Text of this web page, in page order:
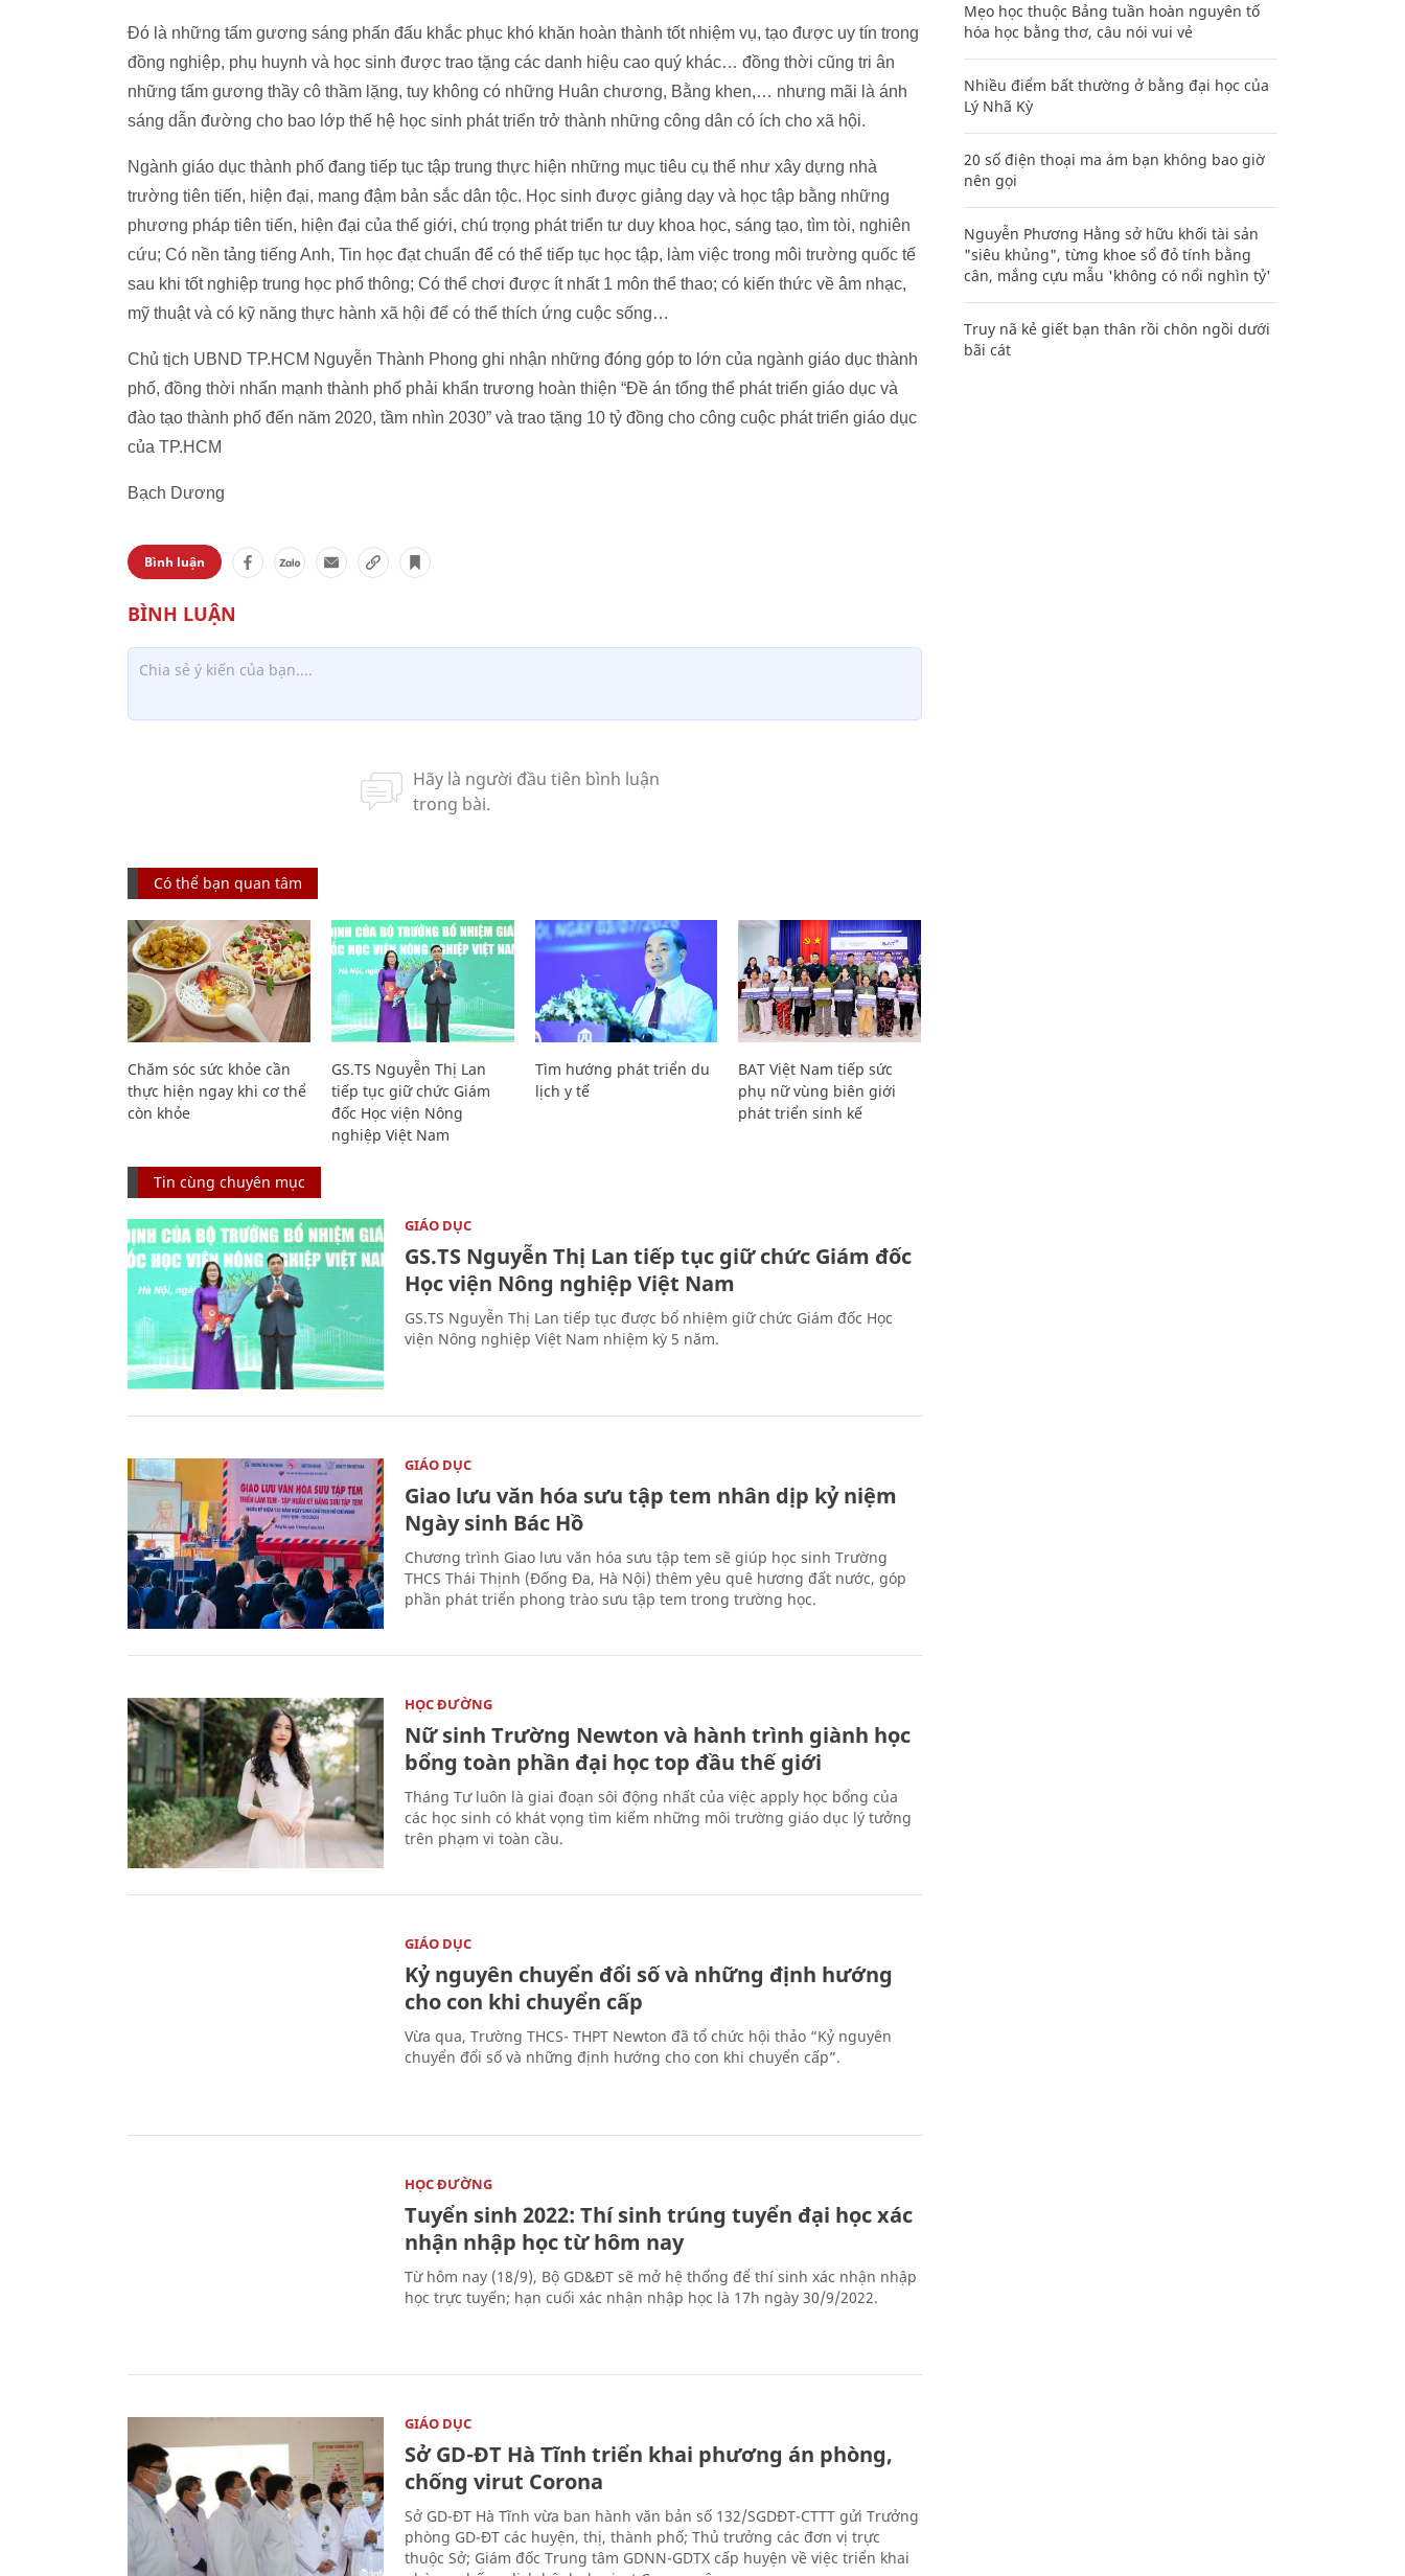
Đó là những tấm gương sáng phấn đấu khắc phục khó khăn hoàn thành tốt nhiệm vụ, tạo được uy tín trong
đồng nghiệp, phụ huynh và học sinh được trao tặng các danh hiệu cao quý khác… đồng thời cũng tri ân
những tấm gương thầy cô thầm lặng, tuy không có những Huân chương, Bằng khen,… nhưng mãi là ánh
sáng dẫn đường cho bao lớp thế hệ học sinh phát triển trở thành những công dân có ích cho xã hội.
Ngành giáo dục thành phố đang tiếp tục tập trung thực hiện những mục tiêu cụ thể như xây dựng nhà
trường tiên tiến, hiện đại, mang đậm bản sắc dân tộc. Học sinh được giảng dạy và học tập bằng những
phương pháp tiên tiến, hiện đại của thế giới, chú trọng phát triển tư duy khoa học, sáng tạo, tìm tòi, nghiên
cứu; Có nền tảng tiếng Anh, Tin học đạt chuẩn để có thể tiếp tục học tập, làm việc trong môi trường quốc tế
sau khi tốt nghiệp trung học phổ thông; Có thể chơi được ít nhất 1 môn thể thao; có kiến thức về âm nhạc,
mỹ thuật và có kỹ năng thực hành xã hội để có thể thích ứng cuộc sống…
Chủ tịch UBND TP.HCM Nguyễn Thành Phong ghi nhận những đóng góp to lớn của ngành giáo dục thành
phố, đồng thời nhấn mạnh thành phố phải khẩn trương hoàn thiện “Đề án tổng thể phát triển giáo dục và
đào tạo thành phố đến năm 2020, tầm nhìn 2030” và trao tặng 10 tỷ đồng cho công cuộc phát triển giáo dục
của TP.HCM
Bạch Dương
Bình luận
Có thể bạn quan tâm
Chăm sóc sức khỏe cần
thực hiện ngay khi cơ thể
còn khỏe
GS.TS Nguyễn Thị Lan
tiếp tục giữ chức Giám
đốc Học viện Nông
nghiệp Việt Nam
Tìm hướng phát triển du
lịch y tế
BAT Việt Nam tiếp sức
phụ nữ vùng biên giới
phát triển sinh kế
Tin cùng chuyên mục
GIÁO DỤC
GS.TS Nguyễn Thị Lan tiếp tục giữ chức Giám đốc
Học viện Nông nghiệp Việt Nam
GS.TS Nguyễn Thị Lan tiếp tục được bổ nhiệm giữ chức Giám đốc Học
viện Nông nghiệp Việt Nam nhiệm kỳ 5 năm.
GIÁO DỤC
Giao lưu văn hóa sưu tập tem nhân dịp kỷ niệm
Ngày sinh Bác Hồ
Chương trình Giao lưu văn hóa sưu tập tem sẽ giúp học sinh Trường
THCS Thái Thịnh (Đống Đa, Hà Nội) thêm yêu quê hương đất nước, góp
phần phát triển phong trào sưu tập tem trong trường học.
HỌC ĐƯỜNG
Nữ sinh Trường Newton và hành trình giành học
bổng toàn phần đại học top đầu thế giới
Tháng Tư luôn là giai đoạn sôi động nhất của việc apply học bổng của
các học sinh có khát vọng tìm kiếm những môi trường giáo dục lý tưởng
trên phạm vi toàn cầu.
GIÁO DỤC
Kỷ nguyên chuyển đổi số và những định hướng
cho con khi chuyển cấp
Vừa qua, Trường THCS- THPT Newton đã tổ chức hội thảo “Kỷ nguyên
chuyển đổi số và những định hướng cho con khi chuyển cấp”.
HỌC ĐƯỜNG
Tuyển sinh 2022: Thí sinh trúng tuyển đại học xác
nhận nhập học từ hôm nay
Từ hôm nay (18/9), Bộ GD&ĐT sẽ mở hệ thống để thí sinh xác nhận nhập
học trực tuyến; hạn cuối xác nhận nhập học là 17h ngày 30/9/2022.
GIÁO DỤC
Sở GD-ĐT Hà Tĩnh triển khai phương án phòng,
chống virut Corona
Sở GD-ĐT Hà Tĩnh vừa ban hành văn bản số 132/SGDĐT-CTTT gửi Trưởng
phòng GD-ĐT các huyện, thị, thành phố; Thủ trưởng các đơn vị trực
thuộc Sở; Giám đốc Trung tâm GDNN-GDTX cấp huyện về việc triển khai
Mẹo học thuộc Bảng tuần hoàn nguyên tố
hóa học bằng thơ, câu nói vui vẻ
Nhiều điểm bất thường ở bằng đại học của
Lý Nhã Kỳ
20 số điện thoại ma ám bạn không bao giờ
nên gọi
Nguyễn Phương Hằng sở hữu khối tài sản
"siêu khủng", từng khoe sổ đỏ tính bằng
cân, mắng cựu mẫu 'không có nổi nghìn tỷ'
Truy nã kẻ giết bạn thân rồi chôn ngồi dưới
bãi cát